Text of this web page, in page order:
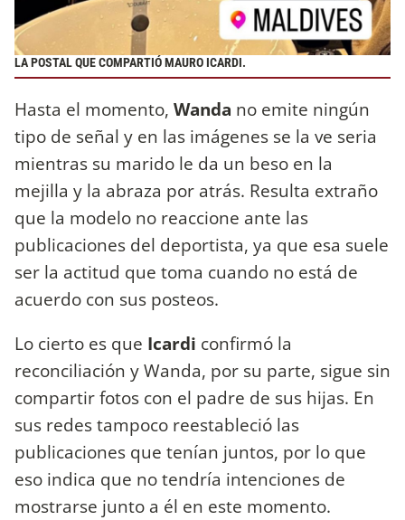
LA POSTAL QUE COMPARTIÓ MAURO ICARDI.
Hasta el momento, Wanda no emite ningún
tipo de señal y en las imágenes se la ve seria
mientras su marido le da un beso en la
mejilla y la abraza por atrás. Resulta extraño
que la modelo no reaccione ante las
publicaciones del deportista, ya que esa suele
ser la actitud que toma cuando no está de
acuerdo con sus posteos.
Lo cierto es que Icardi confirmó la
reconciliación y Wanda, por su parte, sigue sin
compartir fotos con el padre de sus hijas. En
sus redes tampoco reestableció las
publicaciones que tenían juntos, por lo que
eso indica que no tendría intenciones de
mostrarse junto a él en este momento.